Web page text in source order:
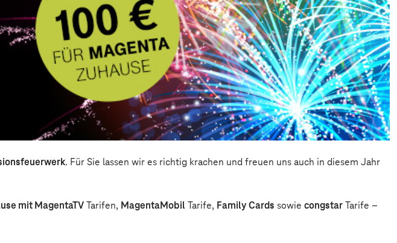
. Für Sie lassen wir es richtig krachen und freuen uns auch in diesem Jahr
mit MagentaTV Tarifen, MagentaMobil Tarife, Family Cards sowie congstar Tarife –